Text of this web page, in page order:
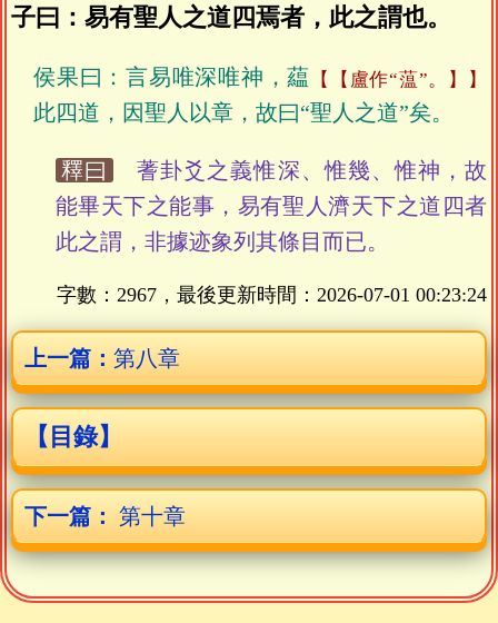
子曰：易有聖人之道四焉者，此之謂也。
侯果曰：言易唯深唯神，藴 【盧作“蕰”。】
此四道，因聖人以章，故曰“聖人之道”矣。
釋曰
蓍卦爻之義惟深、惟幾、惟神，故
能畢天下之能事，易有聖人濟天下之道四者
此之謂，非據迹象列其條目而已。
字數：2967，最後更新時間： 2026-07-01 00:23:24
上一篇： 第八章
【目錄】
下一篇： 第十章